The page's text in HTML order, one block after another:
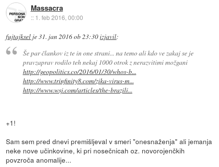
Massacra
:: 1. feb 2016, 00:00
fujtajksel je31. jan 2016 ob 23:30izjavil:
Še par člankov iz te in one strani... na temo ali kdo ve zakaj se je
pravzaprav rodilo teh nekaj 1000 otrok z nerazvitimi možgani
http://geopolitics.co/2016/01/30/whos-b...
http://www.trinfinity8.com/zika-virus-m...
http://www.wsj.com/articles/the-brazili...
+1!
Sam sem pred dnevi premišljeval v smeri "onesnaženja" ali jemanja
neke nove učinkovine, ki pri nosečnicah oz. novorojenčkih
povzroča anomalije...